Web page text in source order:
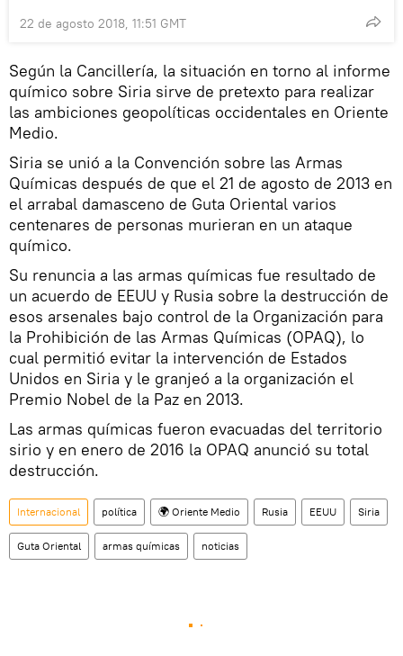
22 de agosto 2018, 11:51 GMT
Según la Cancillería, la situación en torno al informe
químico sobre Siria sirve de pretexto para realizar
las ambiciones geopolíticas occidentales en Oriente
Medio.
Siria se unió a la Convención sobre las Armas
Químicas después de que el 21 de agosto de 2013 en
el arrabal damasceno de Guta Oriental varios
centenares de personas murieran en un ataque
químico.
Su renuncia a las armas químicas fue resultado de
un acuerdo de EEUU y Rusia sobre la destrucción de
esos arsenales bajo control de la Organización para
la Prohibición de las Armas Químicas (OPAQ), lo
cual permitió evitar la intervención de Estados
Unidos en Siria y le granjeó a la organización el
Premio Nobel de la Paz en 2013.
Las armas químicas fueron evacuadas del territorio
sirio y en enero de 2016 la OPAQ anunció su total
destrucción.
Internacional política 🌍 Oriente Medio Rusia EEUU Siria
Guta Oriental armas químicas noticias